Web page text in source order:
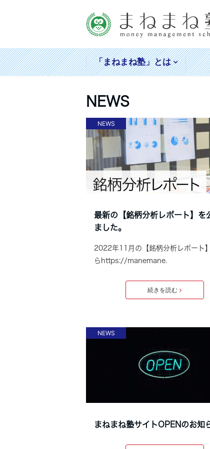
「まねまね塾」とは
NEWS
NEWS
最新の【銘柄分析レポート】を
ました。
2022年11月の【銘柄分析レポート
らhttps://manemane.
続きを読む
NEWS
まねまね塾サイトOPENのお知